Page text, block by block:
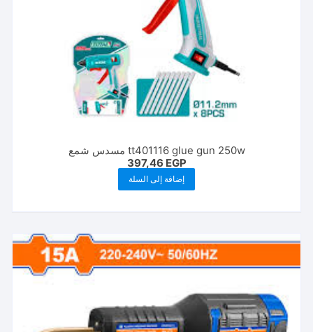
tt401116 glue gun 250w مسدس شمع
397,46 EGP
إضافة إلى السلة